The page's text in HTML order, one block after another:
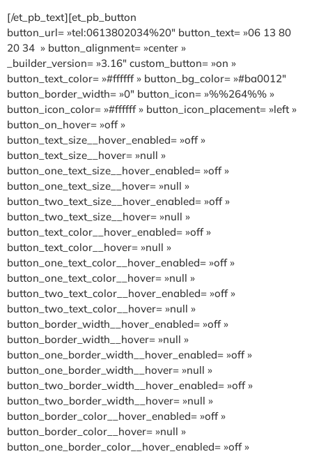
[/et_pb_text][et_pb_button
button_url= »tel:0613802034%20″ button_text= »06 13 80
20 34 » button_alignment= »center »
_builder_version= »3.16″ custom_button= »on »
button_text_color= »#ffffff » button_bg_color= »#ba0012″
button_border_width= »0″ button_icon= »%%264%% »
button_icon_color= »#ffffff » button_icon_placement= »left »
button_on_hover= »off »
button_text_size__hover_enabled= »off »
button_text_size__hover= »null »
button_one_text_size__hover_enabled= »off »
button_one_text_size__hover= »null »
button_two_text_size__hover_enabled= »off »
button_two_text_size__hover= »null »
button_text_color__hover_enabled= »off »
button_text_color__hover= »null »
button_one_text_color__hover_enabled= »off »
button_one_text_color__hover= »null »
button_two_text_color__hover_enabled= »off »
button_two_text_color__hover= »null »
button_border_width__hover_enabled= »off »
button_border_width__hover= »null »
button_one_border_width__hover_enabled= »off »
button_one_border_width__hover= »null »
button_two_border_width__hover_enabled= »off »
button_two_border_width__hover= »null »
button_border_color__hover_enabled= »off »
button_border_color__hover= »null »
button_one_border_color__hover_enabled= »off »